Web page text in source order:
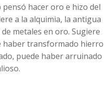
hacer oro e hizo del
a la alquimia, la antigua
metales en oro. Sugiere
haber transformado hierro
puede haber arruinado